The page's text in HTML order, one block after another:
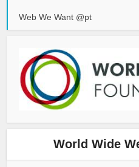
Web We Want @pt
World Wide